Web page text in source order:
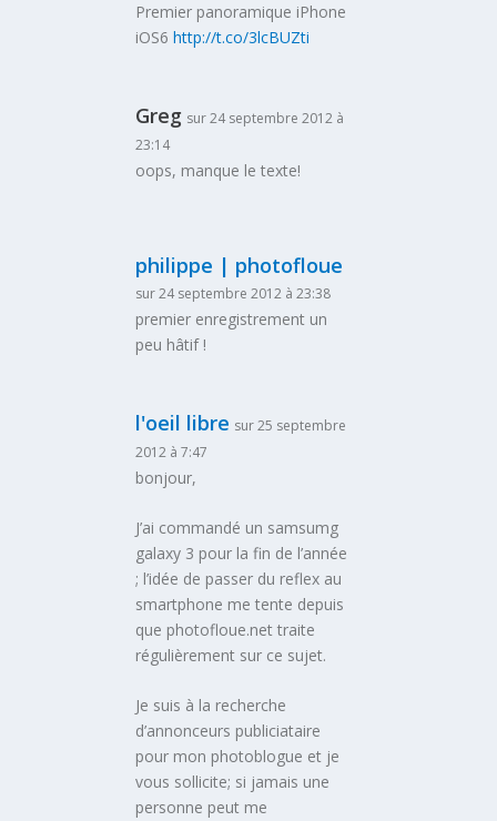
Premier panoramique iPhone
iOS6http://t.co/3lcBUZti
Greg sur 24 septembre 2012 à
23:14
oops, manque le texte!
philippe | photofloue
sur 24 septembre 2012 à 23:38
premier enregistrement un
peu hâtif !
l'oeil libre sur 25 septembre
2012 à 7:47
bonjour,
J’ai commandé un samsumg
galaxy 3 pour la fin de l’année
; l’idée de passer du reflex au
smartphone me tente depuis
que photofloue.net traite
régulièrement sur ce sujet.
Je suis à la recherche
d’annonceurs publiciataire
pour mon photoblogue et je
vous sollicite; si jamais une
personne peut me